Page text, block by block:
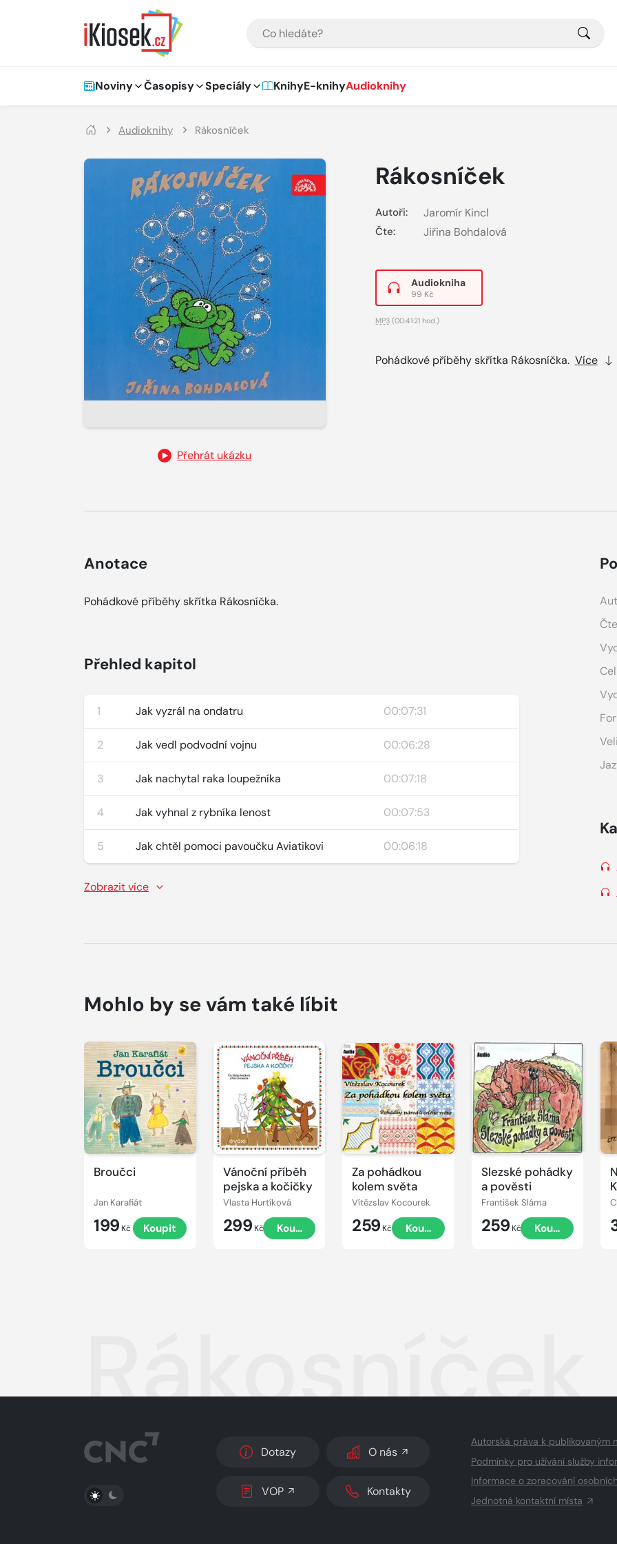
Hlavní navigace
Noviny Časopisy Speciály KnihyE-knihyAudioknihy
Audioknihy Rákosníček
Přehrát ukázku
Rákosníček
Autoři: Jaromír Kincl
Čte: Jiřina Bohdalová
Audiokniha
99 Kč
MP3(00:41:21 hod.)
Pohádkové příběhy skřítka Rákosníčka. Více
Anotace
Pohádkové příběhy skřítka Rákosníčka.
Přehled kapitol
1 Jak vyzrál na ondatru 00:07:31
2 Jak vedl podvodní vojnu 00:06:28
3 Jak nachytal raka loupežníka 00:07:18
4 Jak vyhnal z rybníka lenost 00:07:53
5 Jak chtěl pomoci pavoučku Aviatikovi 00:06:18
Zobrazit více
Mohlo by se vám také líbit
Broučci
Jan Karafiát
199 Kč Koupit
Přehrát
ukázku
Vánoční příběh
pejska a kočičky
Vlasta Hurtíková
299 Kč Koupit
Přehrát
ukázku
Za pohádkou
kolem světa
Vítězslav Kocourek
259 Kč Koupit
Přehrát
ukázku
Slezské pohádky
a pověsti
František Sláma
259 Kč Koupit
Přehrát
ukázku
Rákosníček
PŘEPNOUT SVĚTLÝ/TMAVÝ REŽIM
Dotazy O nás
VOP Kontakty
Autorská práva k publikovaným
Podmínky pro užívání služby
Informace o zpracování
Jednotná kontaktní místa